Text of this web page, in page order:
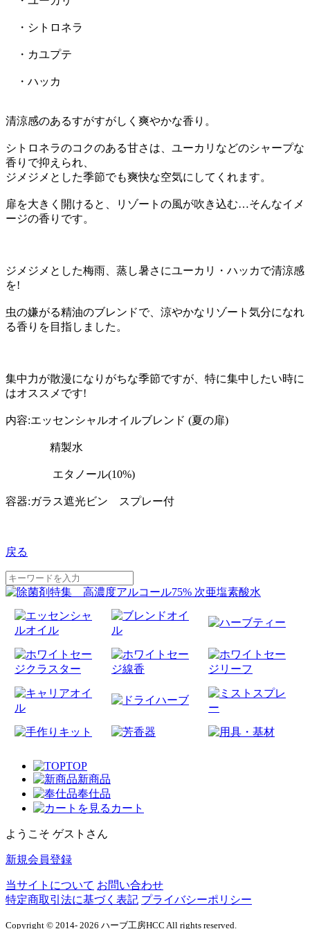
・シトロネラ
・カユプテ
・ハッカ
清涼感のあるすがすがしく爽やかな香り。
シトロネラのコクのある甘さは、ユーカリなどのシャープな
香りで抑えられ、
ジメジメとした季節でも爽快な空気にしてくれます。
扉を大きく開けると、リゾートの風が吹き込む…そんなイメ
ージの香りです。
ジメジメとした梅雨、蒸し暑さにユーカリ・ハッカで清涼感
を!
虫の嫌がる精油のブレンドで、涼やかなリゾート気分になれ
る香りを目指しました。
集中力が散漫になりがちな季節ですが、特に集中したい時に
はオススメです!
内容:エッセンシャルオイルブレンド (夏の扉)
精製水
エタノール(10%)
容器:ガラス遮光ビン スプレー付
戻る
TOP
新商品
奉仕品
カート
ようこそ ゲストさん
新規会員登録
当サイトについて お問い合わせ
特定商取引法に基づく表記 プライバシーポリシー
Copyright © 2014- 2026 ハーブ工房HCC All rights reserved.